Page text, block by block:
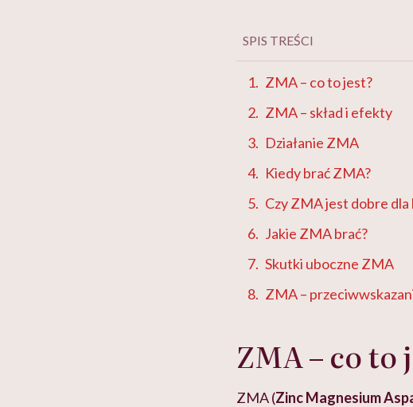
SPIS TREŚCI
ZMA – co to jest?
ZMA – skład i efekty
Działanie ZMA
Kiedy brać ZMA?
Czy ZMA jest dobre dla
Jakie ZMA brać?
Skutki uboczne ZMA
ZMA –
ZMA – co to
ZMA (Zinc Magnesium